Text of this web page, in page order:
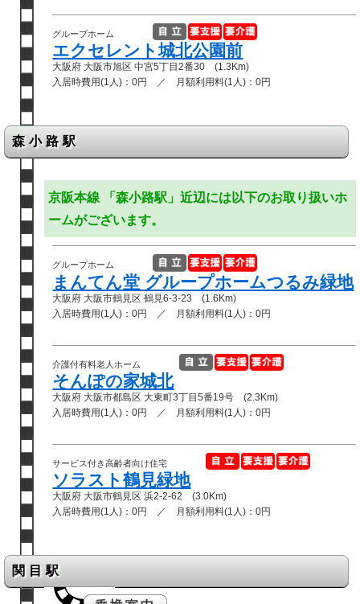
グループホーム
エクセレント城北公園前
大阪府 大阪市旭区 中宮5丁目2番30 (1.3Km)
入居時費用(1人)：0円 ／ 月額利用料(1人)：0円
森小路駅
京阪本線 「森小路駅」近辺には以下のお取り扱いホ
ームがございます。
グループホーム
まんてん堂 グループホームつるみ緑地
大阪府 大阪市鶴見区 鶴見6-3-23 (1.6Km)
入居時費用(1人)：0円 ／ 月額利用料(1人)：0円
介護付有料老人ホーム
そんぽの家城北
大阪府 大阪市都島区 大東町3丁目5番19号 (2.3Km)
入居時費用(1人)：0円 ／ 月額利用料(1人)：0円
サービス付き高齢者向け住宅
ソラスト鶴見緑地
大阪府 大阪市鶴見区 浜2-2-62 (3.0Km)
入居時費用(1人)：0円 ／ 月額利用料(1人)：0円
関目駅